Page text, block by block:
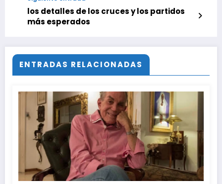
los detalles de los cruces y los partidos
más esperados
ENTRADAS RELACIONADAS